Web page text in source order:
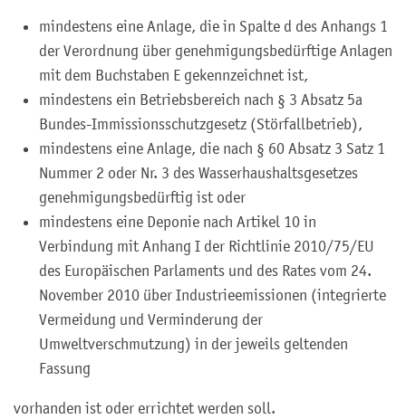
mindestens eine Anlage, die in Spalte d des Anhangs 1
der Verordnung über genehmigungsbedürftige Anlagen
mit dem Buchstaben E gekennzeichnet ist,
mindestens ein Betriebsbereich nach § 3 Absatz 5a
Bundes-Immissionsschutzgesetz (Störfallbetrieb),
mindestens eine Anlage, die nach § 60 Absatz 3 Satz 1
Nummer 2 oder Nr. 3 des Wasserhaushaltsgesetzes
genehmigungsbedürftig ist oder
mindestens eine Deponie nach Artikel 10 in
Verbindung mit Anhang I der Richtlinie 2010/75/EU
des Europäischen Parlaments und des Rates vom 24.
November 2010 über Industrieemissionen (integrierte
Vermeidung und Verminderung der
Umweltverschmutzung) in der jeweils geltenden
Fassung
vorhanden ist oder errichtet werden soll.